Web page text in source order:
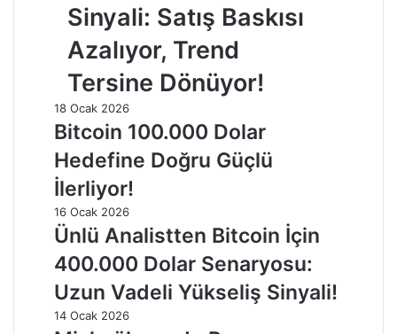
Sinyali: Satış Baskısı
Azalıyor, Trend
Tersine Dönüyor!
18 Ocak 2026
Bitcoin 100.000 Dolar
Hedefine Doğru Güçlü
İlerliyor!
16 Ocak 2026
Ünlü Analistten Bitcoin İçin
400.000 Dolar Senaryosu:
Uzun Vadeli Yükseliş Sinyali!
14 Ocak 2026